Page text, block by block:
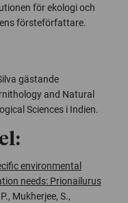
för ekologi och
försteförfattare.
gästande
and Natural
Sciences i Indien.
environmental
needs: Prionailurus
Mukherjee, S.,